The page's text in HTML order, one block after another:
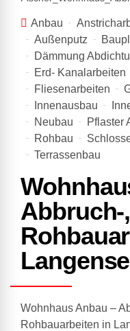
Anbau
Außenputz
Dämmung
Erd- Kanalarbeiten
Fliesenarbeiten
Innenausbau
Neubau
Pflaster
Rohbau
Terrassenbau
Abbruch-
Wohnhaus Anbau –
Rohbauarbeiten in